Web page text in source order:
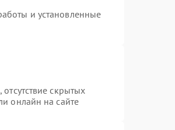
и установленные
скрытых
онлайн на сайте